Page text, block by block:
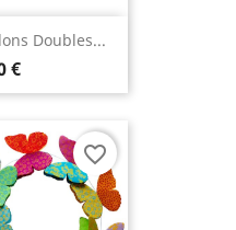
Doubles...
€
favorite_border